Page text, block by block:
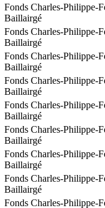
Fonds Charles-Philippe-
Baillairgé
Fonds Charles-Philippe-
Baillairgé
Fonds Charles-Philippe-
Baillairgé
Fonds Charles-Philippe-
Baillairgé
Fonds Charles-Philippe-
Baillairgé
Fonds Charles-Philippe-
Baillairgé
Fonds Charles-Philippe-
Baillairgé
Fonds Charles-Philippe-
Baillairgé
Fonds Charles-Philippe-